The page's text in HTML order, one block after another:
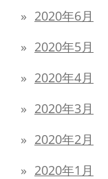
2020年6月
2020年5月
2020年4月
2020年3月
2020年2月
2020年1月